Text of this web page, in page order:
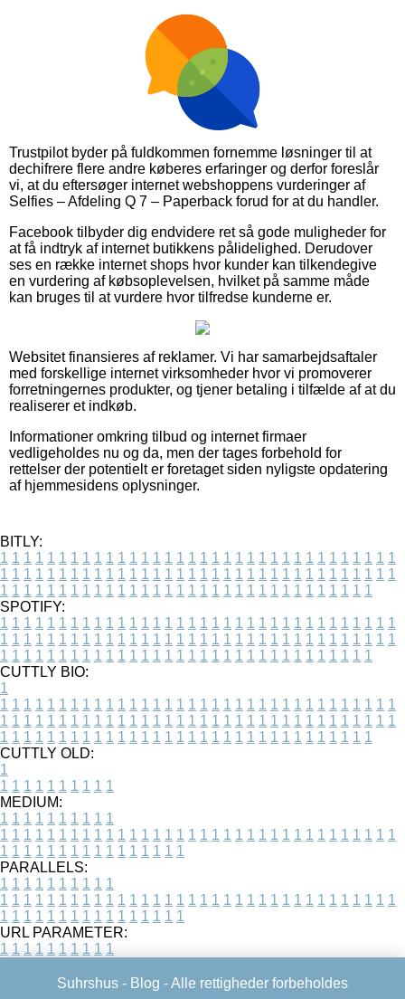
Trustpilot byder på fuldkommen fornemme løsninger til at
dechifrere flere andre køberes erfaringer og derfor foreslår
vi, at du eftersøger internet webshoppens vurderinger af
Selfies – Afdeling Q 7 – Paperback forud for at du handler.
Facebook tilbyder dig endvidere ret så gode muligheder for
at få indtryk af internet butikkens pålidelighed. Derudover
ses en række internet shops hvor kunder kan tilkendegive
en vurdering af købsoplevelsen, hvilket på samme måde
kan bruges til at vurdere hvor tilfredse kunderne er.
Websitet finansieres af reklamer. Vi har samarbejdsaftaler
med forskellige internet virksomheder hvor vi promoverer
forretningernes produkter, og tjener betaling i tilfælde af at du
realiserer et indkøb.
Informationer omkring tilbud og internet firmaer
vedligeholdes nu og da, men der tages forbehold for
rettelser der potentielt er foretaget siden nyligste opdatering
af hjemmesidens oplysninger.
BITLY:
1 1 1 1 1 1 1 1 1 1 1 1 1 1 1 1 1 1 1 1 1 1 1 1 1 1 1 1 1 1 1 1 1 1
1 1 1 1 1 1 1 1 1 1 1 1 1 1 1 1 1 1 1 1 1 1 1 1 1 1 1 1 1 1 1 1 1 1
1 1 1 1 1 1 1 1 1 1 1 1 1 1 1 1 1 1 1 1 1 1 1 1 1 1 1 1 1 1 1 1
SPOTIFY:
1 1 1 1 1 1 1 1 1 1 1 1 1 1 1 1 1 1 1 1 1 1 1 1 1 1 1 1 1 1 1 1 1 1
1 1 1 1 1 1 1 1 1 1 1 1 1 1 1 1 1 1 1 1 1 1 1 1 1 1 1 1 1 1 1 1 1 1
1 1 1 1 1 1 1 1 1 1 1 1 1 1 1 1 1 1 1 1 1 1 1 1 1 1 1 1 1 1 1 1
CUTTLY BIO:
1
1 1 1 1 1 1 1 1 1 1 1 1 1 1 1 1 1 1 1 1 1 1 1 1 1 1 1 1 1 1 1 1 1 1
1 1 1 1 1 1 1 1 1 1 1 1 1 1 1 1 1 1 1 1 1 1 1 1 1 1 1 1 1 1 1 1 1 1
1 1 1 1 1 1 1 1 1 1 1 1 1 1 1 1 1 1 1 1 1 1 1 1 1 1 1 1 1 1 1 1
CUTTLY OLD:
1
1 1 1 1 1 1 1 1 1 1
MEDIUM:
1 1 1 1 1 1 1 1 1 1
1 1 1 1 1 1 1 1 1 1 1 1 1 1 1 1 1 1 1 1 1 1 1 1 1 1 1 1 1 1 1 1 1 1
1 1 1 1 1 1 1 1 1 1 1 1 1 1 1 1
PARALLELS:
1 1 1 1 1 1 1 1 1 1
1 1 1 1 1 1 1 1 1 1 1 1 1 1 1 1 1 1 1 1 1 1 1 1 1 1 1 1 1 1 1 1 1 1
1 1 1 1 1 1 1 1 1 1 1 1 1 1 1 1
URL PARAMETER:
1 1 1 1 1 1 1 1 1 1
Suhrshus - Blog - Alle rettigheder forbeholdes